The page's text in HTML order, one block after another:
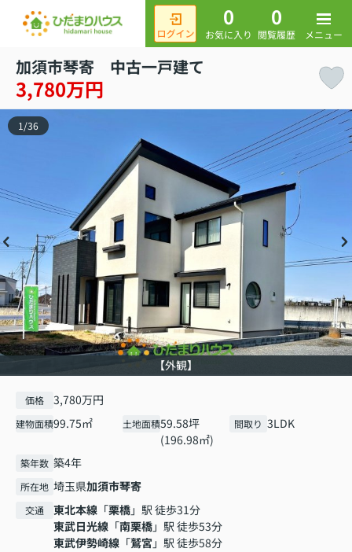
0
お気に入り
0
閲覧履歴 メニュー
加須市琴寄 中古一戸建て
3,780万円
【外観】
1/36
価格 3,780万円
建物面積99.75㎡ 土地面積59.58坪
(196.98㎡)
間取り 3LDK
築年数 築4年
所在地 埼玉県加須市琴寄
交通 東北本線 「栗橋」駅 徒歩31分
東武日光線 「南栗橋」駅 徒歩53分
東武伊勢崎線 「鷲宮 」駅 徒歩58分